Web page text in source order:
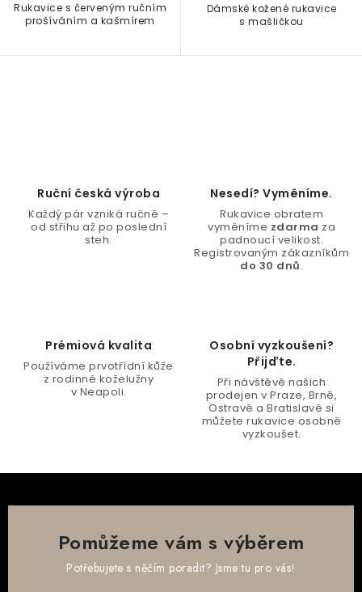
Rukavice s červeným ručním
prošíváním a kašmírem
Dámské kožené rukavice
s mašličkou
Ruční česká výroba
Každý pár vzniká ručně –
od střihu až po poslední
steh.
Nesedí? Vyměníme.
Rukavice obratem
vyměníme zdarma za
padnoucí velikost.
Registrovaným zákazníkům
do 30 dnů.
Prémiová kvalita
Používáme prvotřídní kůže
z rodinné koželužny
v Neapoli.
Osobní vyzkoušení?
Přijďte.
Při návštěvě našich
prodejen v Praze, Brně,
Ostravě a Bratislavě si
můžete rukavice osobně
vyzkoušet.
Pomůžeme vám s výběrem
Potřebujete s něčím poradit? Jsme tu pro vás!